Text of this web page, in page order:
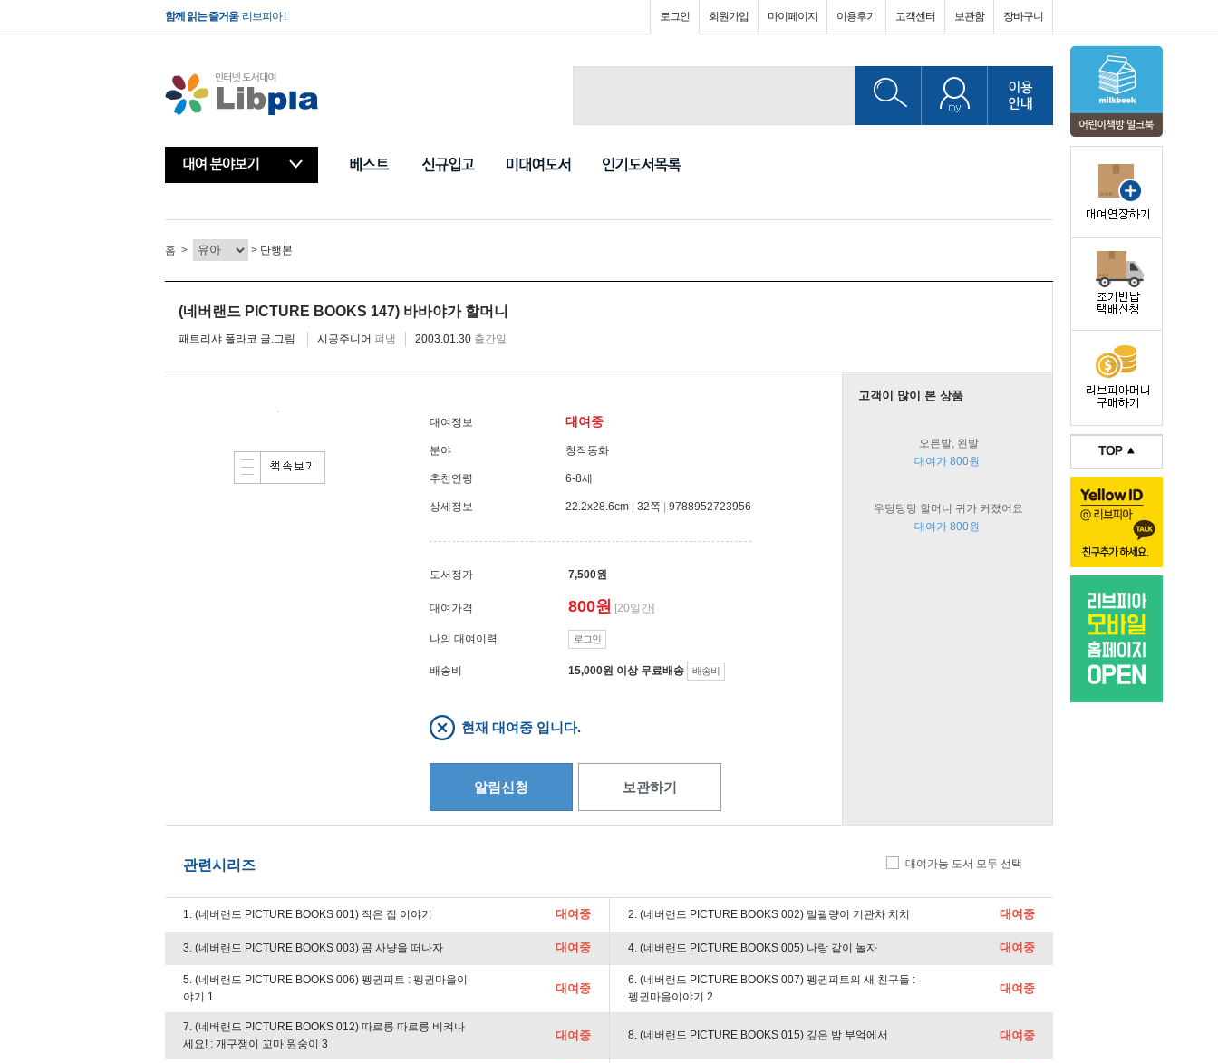
함께 읽는 즐거움리브피아 !
빌려보는 책방리브피아 !
로그인 회원가입 마이페이지 이용후기 고객센터 보관함 장바구니
홈 > > 단행본
(네버랜드 PICTURE BOOKS 147) 바바야가 할머니
패트리샤 폴라코 글.그림 시공주니어 펴냄 2003.01.30 출간일
대여정보 대여중
분야 창작동화
추천연령 6-8세
상세정보 22.2x28.6cm 32쪽 9788952723956
도서정가 7,500원
대여가격 800원 [20일간]
나의 대여이력 로그인
배송비 15,000원 이상 무료배송 배송비
현재 대여중 입니다.
알림신청 보관하기
고객이 많이 본 상품
오른발, 왼발
대여가 800원
우당탕탕 할머니 귀가 커졌어요
대여가 800원
관련시리즈 대여가능 도서 모두 선택
1. (네버랜드 PICTURE BOOKS 001) 작은 집 이야기 대여중 2. (네버랜드 PICTURE BOOKS 002) 말괄량이 기관차 치치 대여중
3. (네버랜드 PICTURE BOOKS 003) 곰 사냥을 떠나자 대여중 4. (네버랜드 PICTURE BOOKS 005) 나랑 같이 놀자 대여중
5. (네버랜드 PICTURE BOOKS 006) 펭귄피트 : 펭귄마을이
야기 1
대여중
6. (네버랜드 PICTURE BOOKS 007) 펭귄피트의 새 친구들 :
펭귄마을이야기 2
대여중
7. (네버랜드 PICTURE BOOKS 012) 따르릉 따르릉 비켜나
세요! : 개구쟁이 꼬마 원숭이 3
대여중 8. (네버랜드 PICTURE BOOKS 015) 깊은 밤 부엌에서 대여중